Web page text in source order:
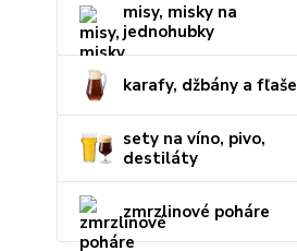
misy, misky na
jednohubky
karafy, džbány a fľaše
sety na víno, pivo,
destiláty
zmrzlinové poháre